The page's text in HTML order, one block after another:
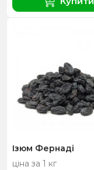
Ізюм Фернаді
ціна за 1 кг